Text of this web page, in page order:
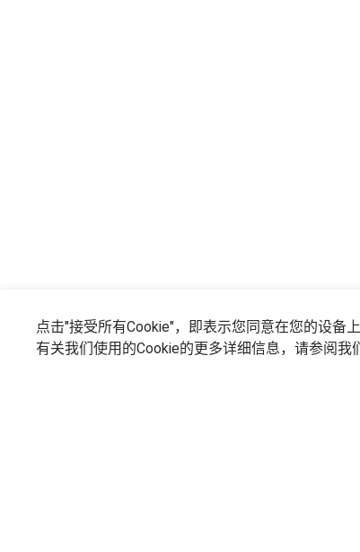
点击"接受所有Cookie"，即表示您同意在您的设备
有关我们使用的Cookie的更多详细信息，请参阅我